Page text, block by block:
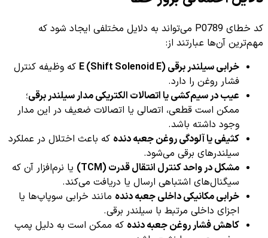
کد خطای P0789 می‌تواند به دلایل مختلفی ایجاد شود که
مهم‌ترین آن‌ها عبارتند از:
خرابی سیلندر برقی E (Shift Solenoid E)
که وظیفه کنترل
فشار روغن را دارد.
عیب در سیم‌کشی یا اتصالات الکتریکی مدار سیلندر برقی؛
ممکن است قطعی، اتصالی یا اتصالات ضعیف در این مدار
وجود داشته باشد.
کثیفی یا آلودگی روغن جعبه دنده که باعث اختلال در عملکرد
سیلندرهای برقی می‌شود.
مشکل در واحد کنترل انتقال قدرت (TCM)
یا نرم‌افزار آن که
سیگنال‌های اشتباهی ارسال یا دریافت می‌کند.
خرابی مکانیکی داخلی جعبه دنده مانند خرابی سوپاپ‌ها یا
اجزای داخلی مرتبط با سیلندر برقی.
کاهش فشار روغن جعبه دنده که ممکن است به دلیل پمپ